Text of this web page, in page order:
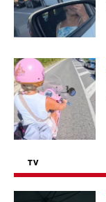
TV